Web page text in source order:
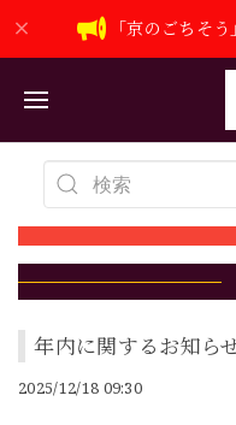
｢京のごちそ
年内に関するお知ら
2025/12/18 09:30